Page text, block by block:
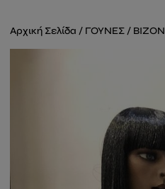
Αρχική Σελίδα / ΓΟΥΝΕΣ / BIZON